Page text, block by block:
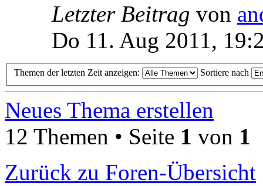
Letzter Beitrag von
Do 11. Aug 2011,
Themen der letzten Zeit anzeigen: Sortiere nach
Neues Thema erstellen
12 Themen • Seite 1 von 1
Zurück zu Foren-Übersicht